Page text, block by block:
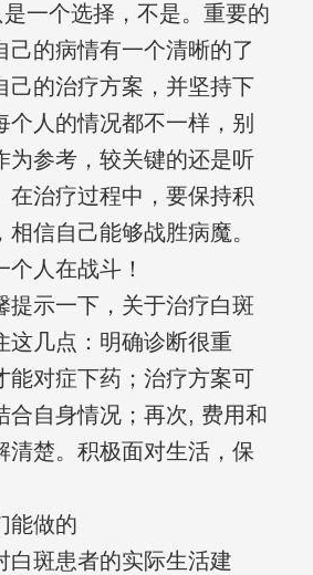
是一个选择，不是。重要的
己的病情有一个清晰的了
己的治疗方案，并坚持下
个人的情况都不一样，别
为参考，较关键的还是听
在治疗过程中，要保持积
信自己能够战胜病魔。
人在战斗！
提示一下，关于治疗白斑
这几点：明确诊断很重
能对症下药；治疗方案可
合自身情况；再次, 费用和
清楚。积极面对生活，保
能做的
白斑患者的实际生活建